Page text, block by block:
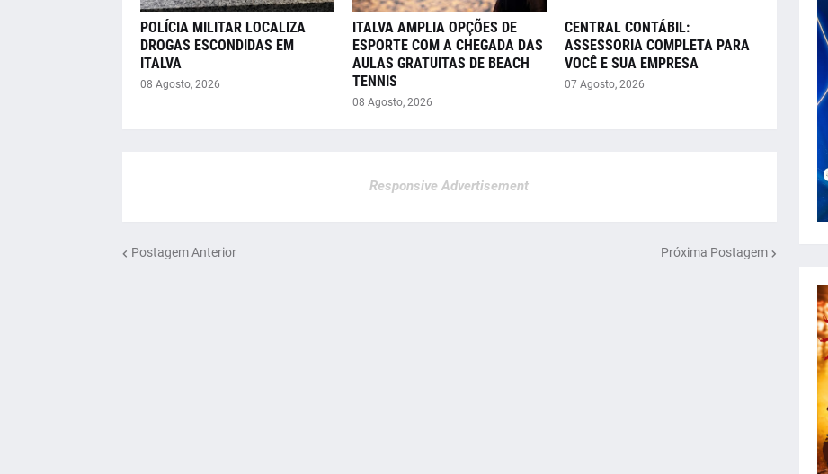
POLÍCIA MILITAR LOCALIZA
DROGAS ESCONDIDAS EM
ITALVA
08 Agosto, 2026
ITALVA AMPLIA OPÇÕES DE
ESPORTE COM A CHEGADA DAS
AULAS GRATUITAS DE BEACH
TENNIS
08 Agosto, 2026
CENTRAL CONTÁBIL:
ASSESSORIA COMPLETA PARA
VOCÊ E SUA EMPRESA
07 Agosto, 2026
Responsive Advertisement
Postagem Anterior Próxima Postagem